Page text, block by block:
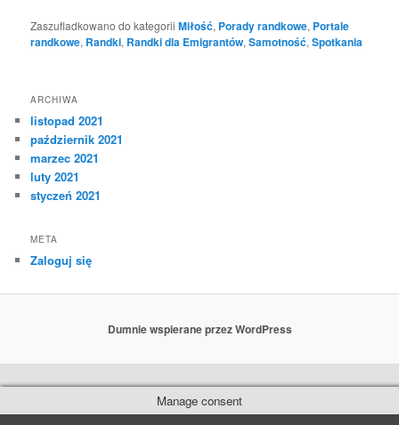
Zaszufladkowano do kategorii Miłość, Porady randkowe, Portale
randkowe, Randki, Randki dla Emigrantów,Samotność,Spotkania
ARCHIWA
listopad 2021
październik 2021
marzec 2021
luty 2021
styczeń 2021
META
Zaloguj się
Dumnie wspierane przez WordPress
Manage consent